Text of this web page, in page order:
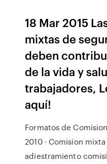
18 Mar 2015
mixtas de
deben
de la vida y
trabajadores,
aquí!
Formatos de
2010 · Comision
adiestramiento